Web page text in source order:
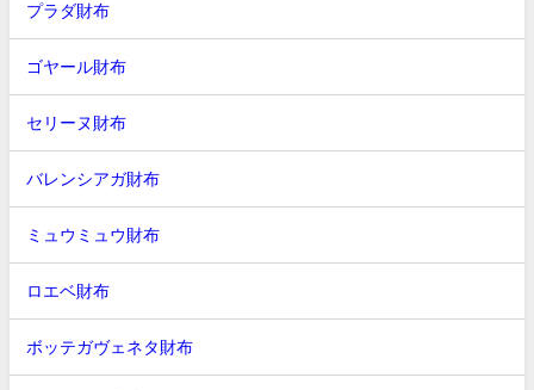
プラダ財布
ゴヤール財布
セリーヌ財布
バレンシアガ財布
ミュウミュウ財布
ロエベ財布
ボッテガヴェネタ財布